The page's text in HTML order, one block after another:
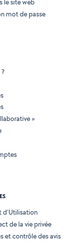
le site web
mot de passe
»
d'Utilisation
de la vie privée
et contrôle des avis